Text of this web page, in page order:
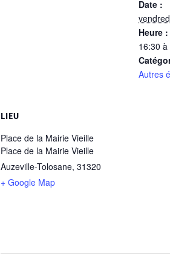
Date :
Heure :
16:30
Autres
LIEU
Place de la Mairie Vieille
Place de la Mairie Vieille
Auzeville-Tolosane, 31320
+ Google Map